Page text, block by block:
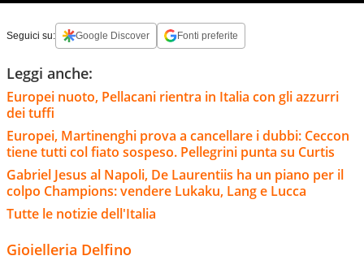
Seguici su: Google Discover Fonti preferite
Leggi anche:
Europei nuoto, Pellacani rientra in Italia con gli azzurri
dei tuffi
Europei, Martinenghi prova a cancellare i dubbi: Ceccon
tiene tutti col fiato sospeso. Pellegrini punta su Curtis
Gabriel Jesus al Napoli, De Laurentiis ha un piano per il
colpo Champions: vendere Lukaku, Lang e Lucca
Tutte le notizie dell'Italia
Gioielleria Delfino